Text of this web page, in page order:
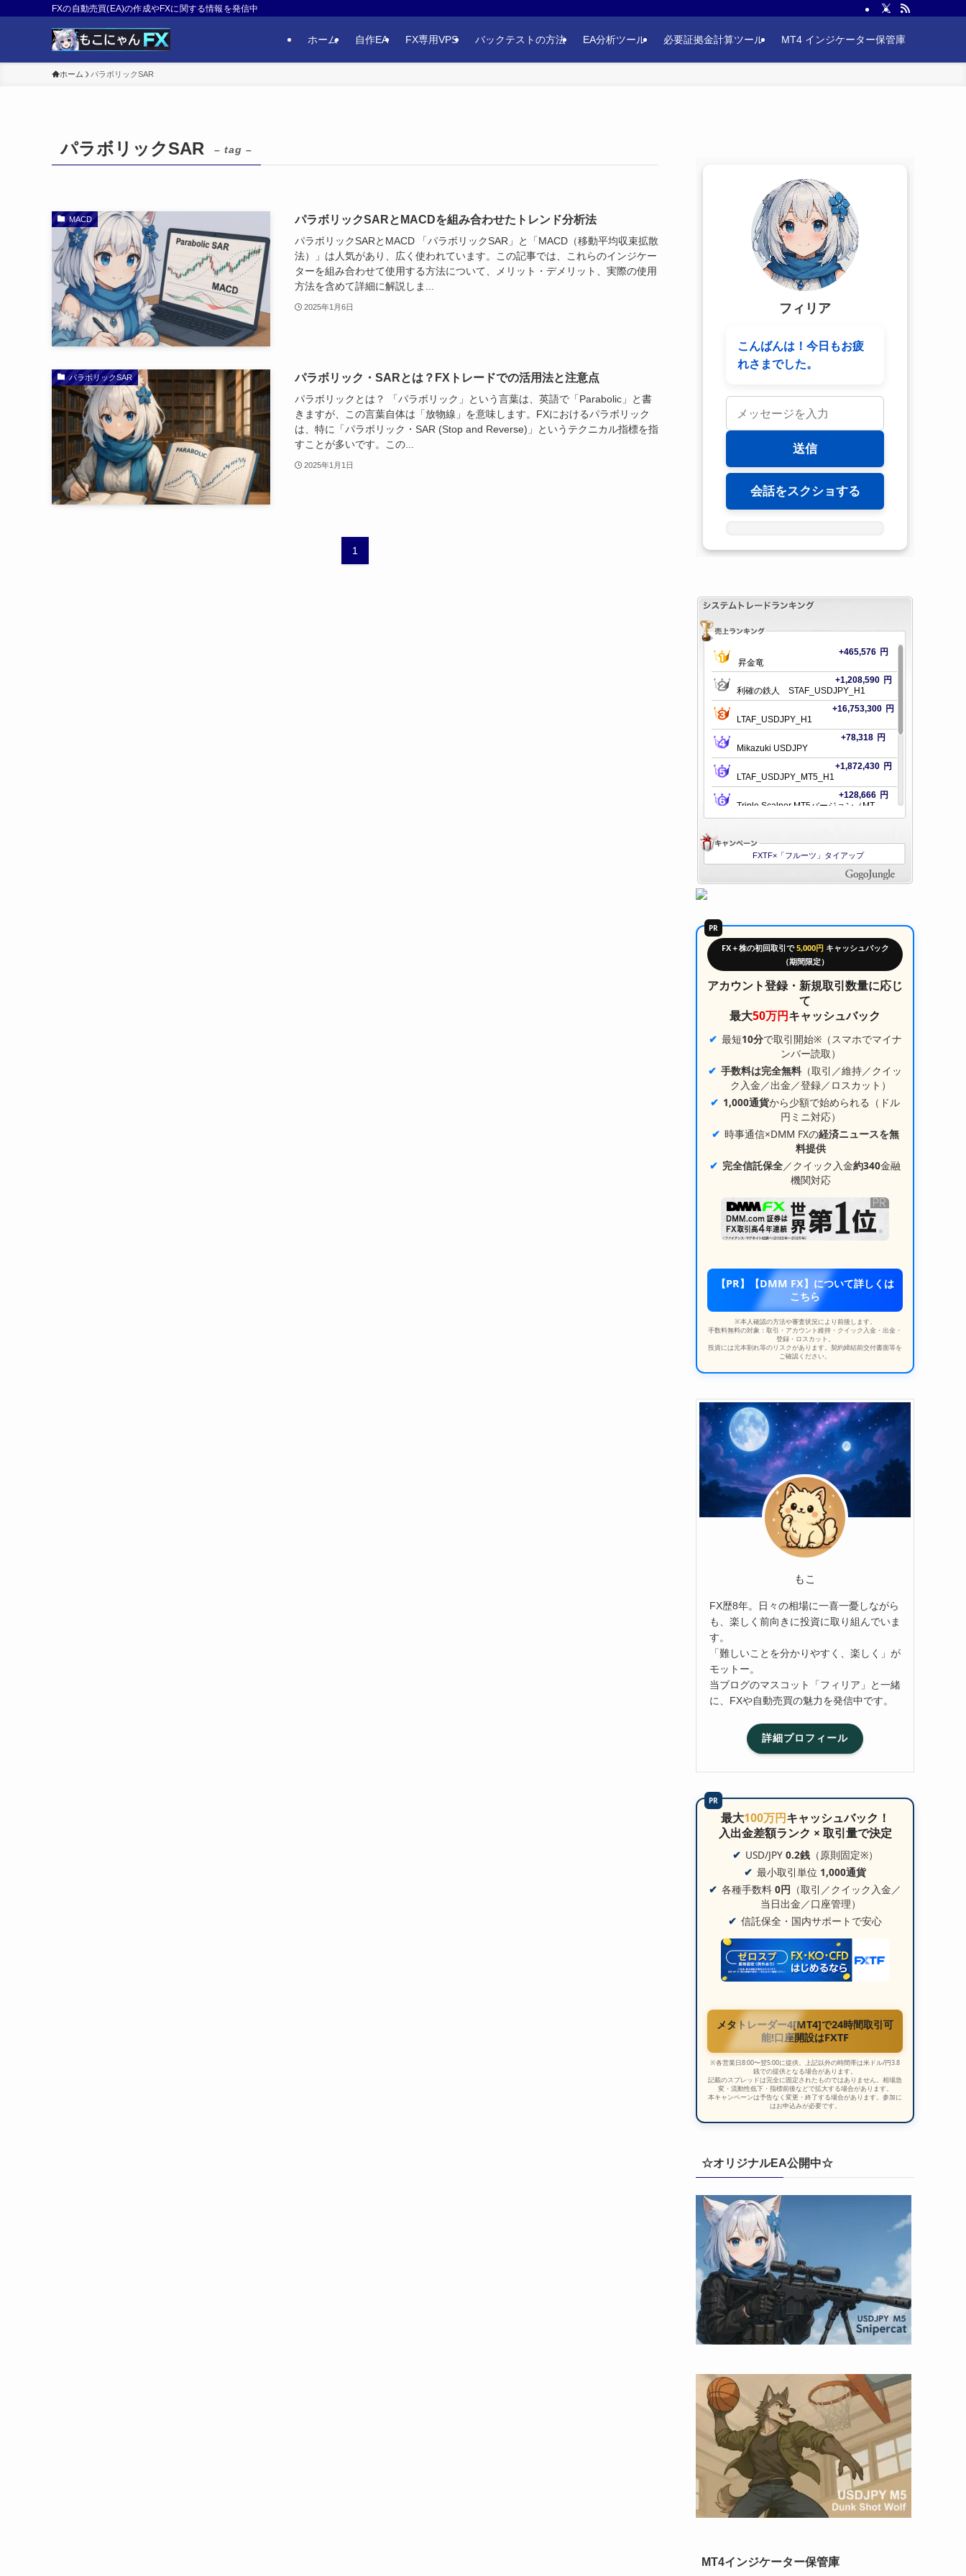
FXの自動売買(EA)の作成やFXに関する情報を発信中
ホーム 自作EA FX専用VPS バックテストの方法 EA分析ツール 必要証拠金計算ツール MT4 インジケーター保管庫
ホーム パラボリックSAR
パラボリックSAR – tag –
MACD パラボリックSARとMACDを組み合わせたトレンド分析法
パラボリックSARとMACD 「パラボリックSAR」と「MACD（移動平均収束拡散
法）」は人気があり、広く使われています。この記事では、これらのインジケー
ターを組み合わせて使用する方法について、メリット・デメリット、実際の使用
方法を含めて詳細に解説しま...
2025年1月6日
パラボリックSAR パラボリック・SARとは？FXトレードでの活用法と注意点
パラボリックとは？ 「パラボリック」という言葉は、英語で「Parabolic」と書
きますが、この言葉自体は「放物線」を意味します。FXにおけるパラボリック
は、特に「パラボリック・SAR (Stop and Reverse)」というテクニカル指標を指
すことが多いです。この...
2025年1月1日
1
PR
FX＋株の初回取引で5,000円キャッシュバック
（期間限定）
アカウント登録・新規取引数量に応じ
て
最大50万円キャッシュバック
最短10分で取引開始※（スマホでマイナ
ンバー読取）
手数料は完全無料 （取引／維持／クイッ
ク入金／出金／登録／ロスカット）
1,000通貨から少額で始められる（ドル
円ミニ対応）
時事通信×DMM FXの経済ニュースを無
料提供
完全信託保全／クイック入金約340金融
機関対応
【PR】【DMM FX】について詳しくは
こちら
※本人確認の方法や審査状況により前後します。
手数料無料の対象：取引・アカウント維持・クイック入金・出金・
登録・ロスカット。
投資には元本割れ等のリスクがあります。契約締結前交付書面等を
ご確認ください。
もこ
FX歴8年。日々の相場に一喜一憂しながら
も、楽しく前向きに投資に取り組んでいま
す。
「難しいことを分かりやすく、楽しく」が
モットー。
当ブログのマスコット「フィリア」と一緒
に、FXや自動売買の魅力を発信中です。
詳細プロフィール
PR
最大100万円キャッシュバック！
入出金差額ランク × 取引量で決定
USD/JPY 0.2銭（原則固定※）
最小取引単位 1,000通貨
各種手数料 0円 （取引／クイック入金／
当日出金／口座管理）
信託保全・国内サポートで安心
メタトレーダー4[MT4]で24時間取引可
能!口座開設はFXTF
※各営業日8:00〜翌5:00に提供。上記以外の時間帯は米ドル/円3.8
銭での提供となる場合があります。
記載のスプレッドは完全に固定されたものではありません。相場急
変・流動性低下・指標前後などで拡大する場合があります。
本キャンペーンは予告なく変更・終了する場合があります。参加に
はお申込みが必要です。
☆オリジナルEA公開中☆
MT4インジケーター保管庫